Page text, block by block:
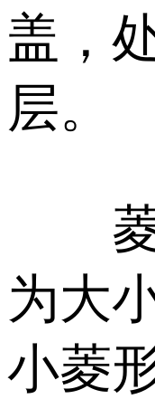
盖，
层。
菱
为大
小菱